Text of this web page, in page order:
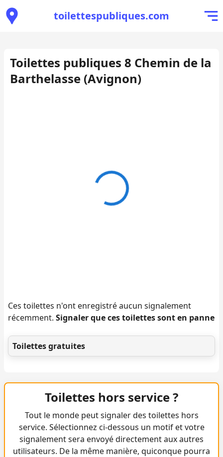
toilettespubliques.com
Toilettes publiques 8 Chemin de la
Barthelasse (Avignon)
Ces toilettes n'ont enregistré aucun signalement
récemment. Signaler que ces toilettes sont en panne
Toilettes gratuites
Toilettes hors service ?
Tout le monde peut signaler des toilettes hors
service. Sélectionnez ci-dessous un motif et votre
signalement sera envoyé directement aux autres
utilisateurs. De la même manière, quiconque pourra